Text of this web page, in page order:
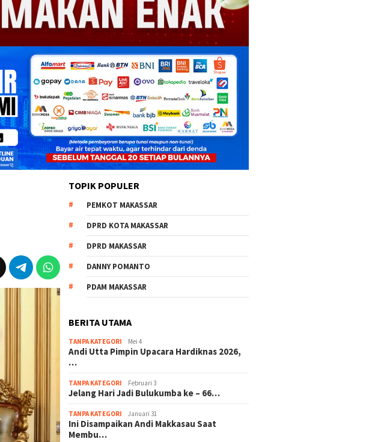
TOPIK POPULER
PEMKOT MAKASSAR
DPRD KOTA MAKASSAR
DPRD MAKASSAR
DANNY POMANTO
PDAM MAKASSAR
BERITA UTAMA
TANPA KATEGORI Mei 4
Andi Utta Pimpin Upacara Hardiknas 2026,
…
TANPA KATEGORI Februari 3
Jelang Hari Jadi Bulukumba ke – 66…
TANPA KATEGORI Januari 31
Ini Disampaikan Andi Makkasau Saat
Membu…